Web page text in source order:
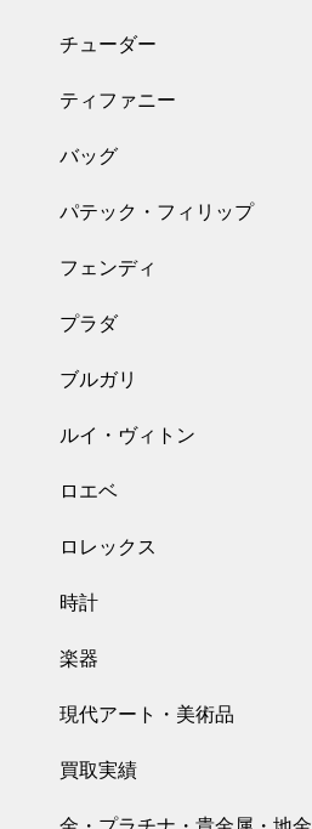
チューダー
ティファニー
バッグ
パテック・フィリップ
フェンディ
プラダ
ブルガリ
ルイ・ヴィトン
ロエベ
ロレックス
時計
楽器
現代アート・美術品
買取実績